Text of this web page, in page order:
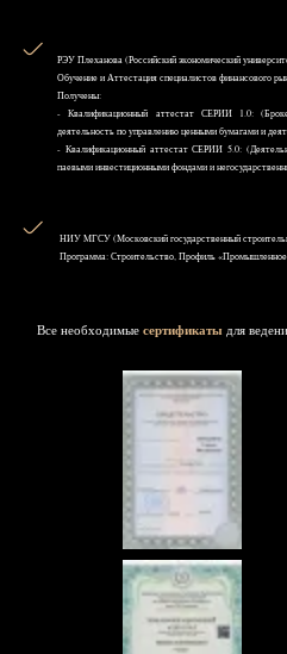
РЭУ Плеханова (Российский экономический
Обучение и Аттестация специалистов финансового
Получены:
- Квалификационный аттестат СЕРИИ 1.0:
деятельность по управлению ценными бумагами и
- Квалификационный аттестат СЕРИИ 5.0:
паевыми инвестиционными фондами и
НИУ MГСУ (Московский государственный
Программа: Строительство, Профиль «Промышленное
Все необходимые сертификаты для